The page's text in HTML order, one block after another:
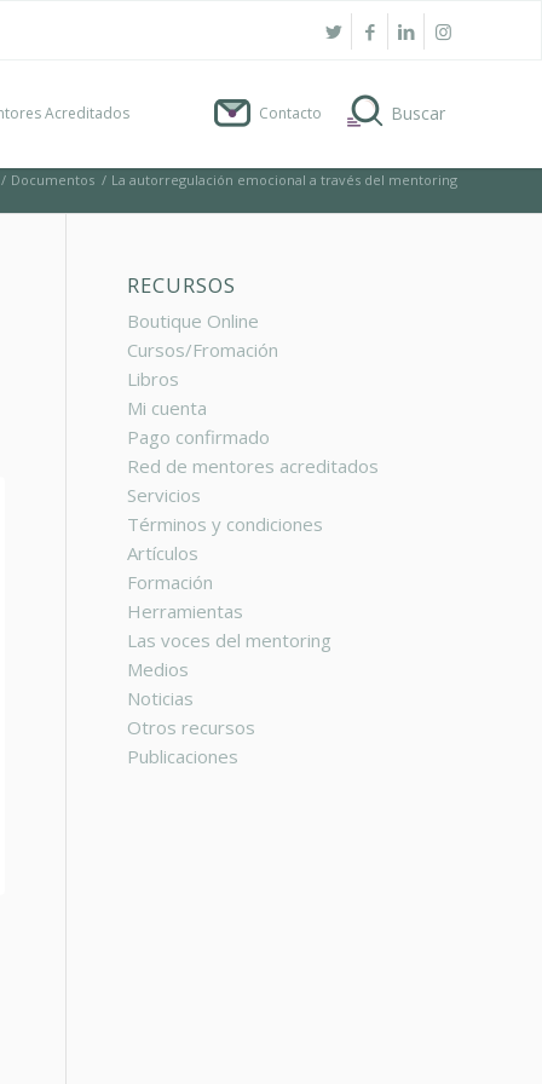
Acreditados Contacto
/ Documentos / La autorregulación emocional a través del mentoring
RECURSOS
Boutique Online
Cursos/Fromación
Libros
Mi cuenta
Pago confirmado
Red de mentores acreditados
Servicios
Términos y condiciones
Artículos
Formación
Herramientas
Las voces del mentoring
Medios
Noticias
Otros recursos
Publicaciones